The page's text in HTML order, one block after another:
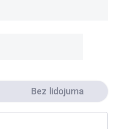
Bez lidojuma